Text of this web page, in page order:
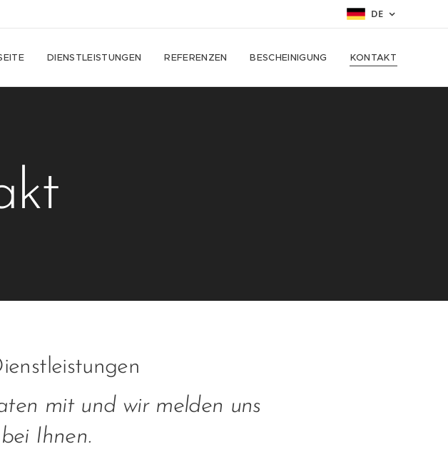
DE
DIENSTLEISTUNGEN REFERENZEN BESCHEINIGUNG KONTAKT
mit und wir melden uns
Ihnen.